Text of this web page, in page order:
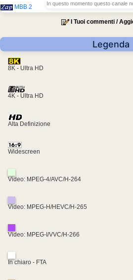
MBB 2 In questo momento questo canale
I Tuoi commenti /
Legenda
8K - Ultra HD
4K - Ultra HD
Alta Definizione
Widescreen
Video: MPEG-4/AVC/H-264
Video: MPEG-H/HEVC/H-265
Video: MPEG-I/VVC/H-266
In chiaro - FTA